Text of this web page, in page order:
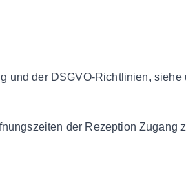
und der DSGVO-Richtlinien, siehe
der Rezeption Zugang